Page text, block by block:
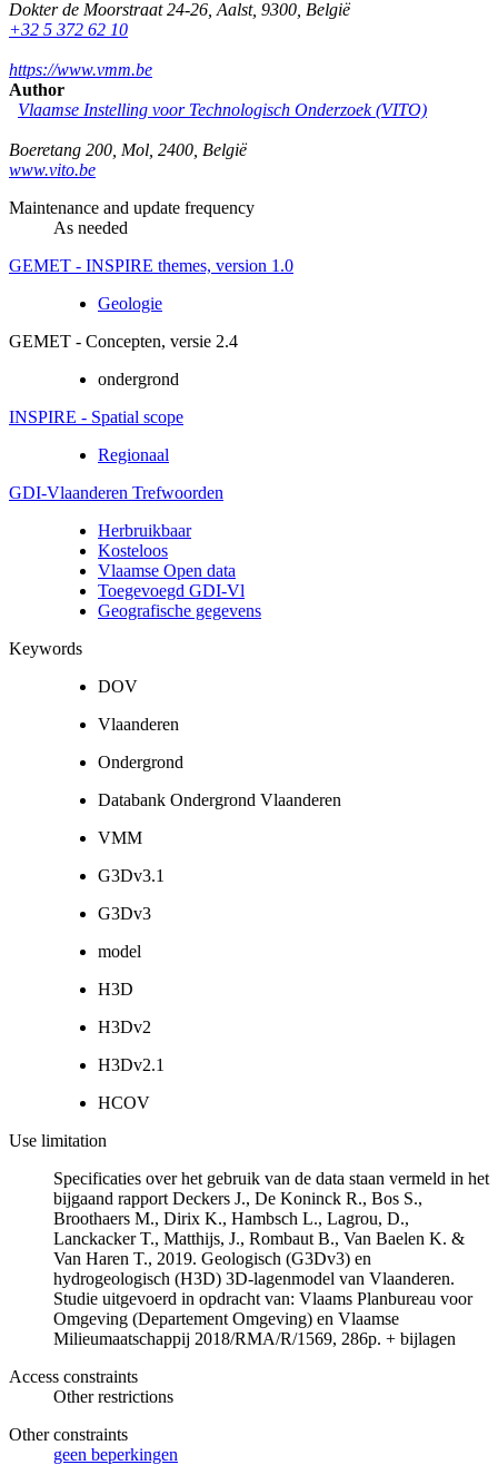
Dokter de Moorstraat 24-26 Aalst, 9300 België
+32 5 372 62 10
https://www.vmm.be
Author
Vlaamse Instelling voor Technologisch Onderzoek (VITO)
Boeretang 200 Mol 2400 België
www.vito.be
Maintenance and update frequency
As needed
GEMET - INSPIRE themes, version 1.0
Geologie
GEMET - Concepten, versie 2.4
ondergrond
INSPIRE - Spatial scope
Regionaal
GDI-Vlaanderen Trefwoorden
Herbruikbaar
Kosteloos
Vlaamse Open data
Toegevoegd GDI-Vl
Geografische gegevens
Keywords
DOV
Vlaanderen
Ondergrond
Databank Ondergrond Vlaanderen
VMM
G3Dv3.1
G3Dv3
model
H3D
H3Dv2
H3Dv2.1
HCOV
Use limitation
Specificaties over het gebruik van de data staan vermeld in het
bijgaand rapport Deckers J., De Koninck R., Bos S.,
Broothaers M., Dirix K., Hambsch L., Lagrou, D.,
Lanckacker T., Matthijs, J., Rombaut B., Van Baelen K. &
Van Haren T., 2019. Geologisch (G3Dv3) en
hydrogeologisch (H3D) 3D-lagenmodel van Vlaanderen.
Studie uitgevoerd in opdracht van: Vlaams Planbureau voor
Omgeving (Departement Omgeving) en Vlaamse
Milieumaatschappij 2018/RMA/R/1569, 286p. + bijlagen
Access constraints
Other restrictions
Other constraints
geen beperkingen